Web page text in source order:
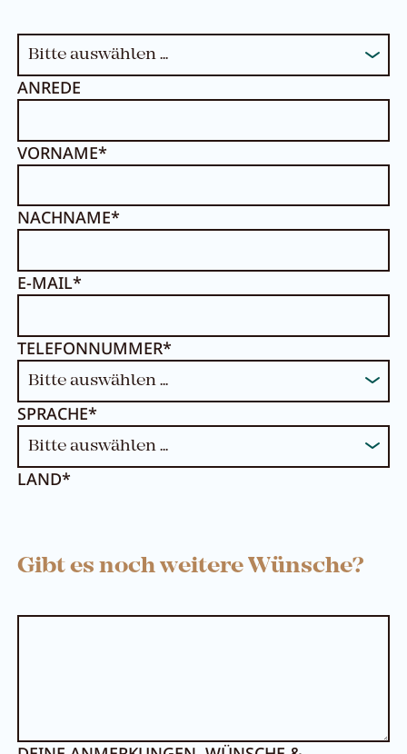
ANREDE
VORNAME*
NACHNAME*
E-MAIL*
TELEFONNUMMER*
SPRACHE*
LAND*
Gibt es noch weitere Wünsche?